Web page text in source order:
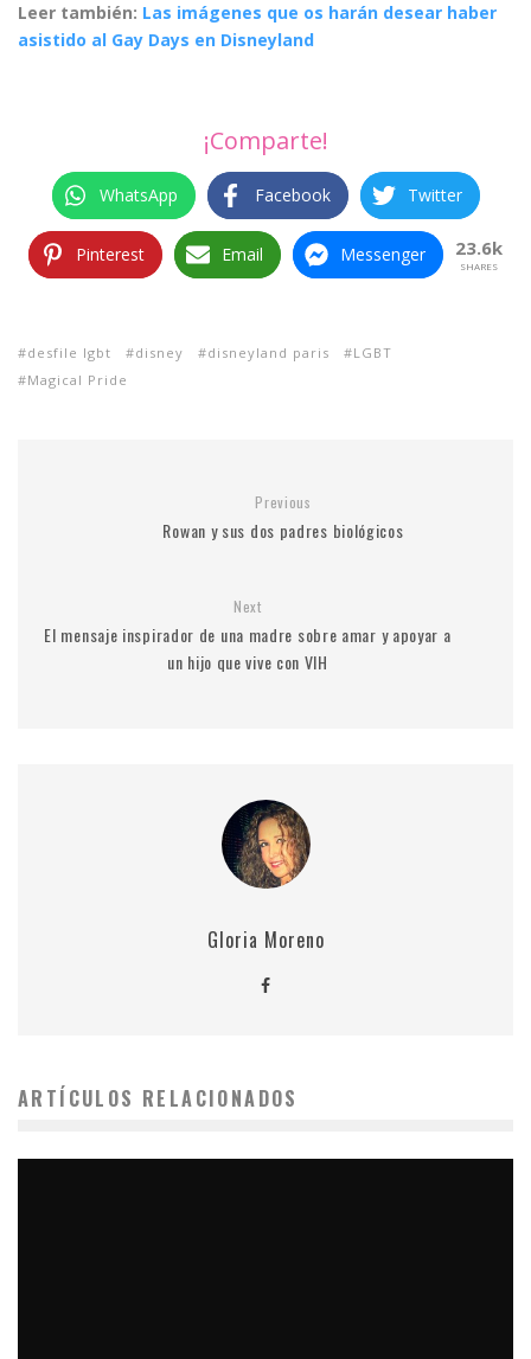
Leer también: Las imágenes que os harán desear haber
asistido al Gay Days en Disneyland
¡Comparte!
WhatsApp Facebook Twitter
Pinterest Email Messenger 23.6k
SHARES
desfile lgbt disney disneyland paris
LGBT
Magical Pride
Previous
Rowan y sus dos padres biológicos
Next
El mensaje inspirador de una madre sobre amar y apoyar a
un hijo que vive con VIH
Gloria Moreno
ARTÍCULOS RELACIONADOS